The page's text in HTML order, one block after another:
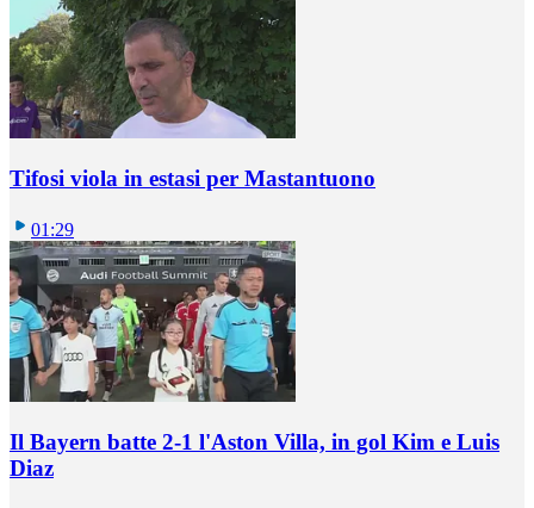
Tifosi viola in estasi per Mastantuono
01:29
Il Bayern batte 2-1 l'Aston Villa, in gol Kim e Luis
Diaz